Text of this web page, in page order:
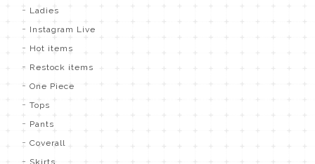
Ladies
Instagram Live
Hot items
Restock items
One Piece
Tops
Pants
Coverall
Skirts